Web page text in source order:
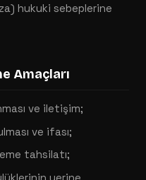
hukuki sebeplerine
Amaçları
ve iletişim;
ve ifası;
tahsilatı;